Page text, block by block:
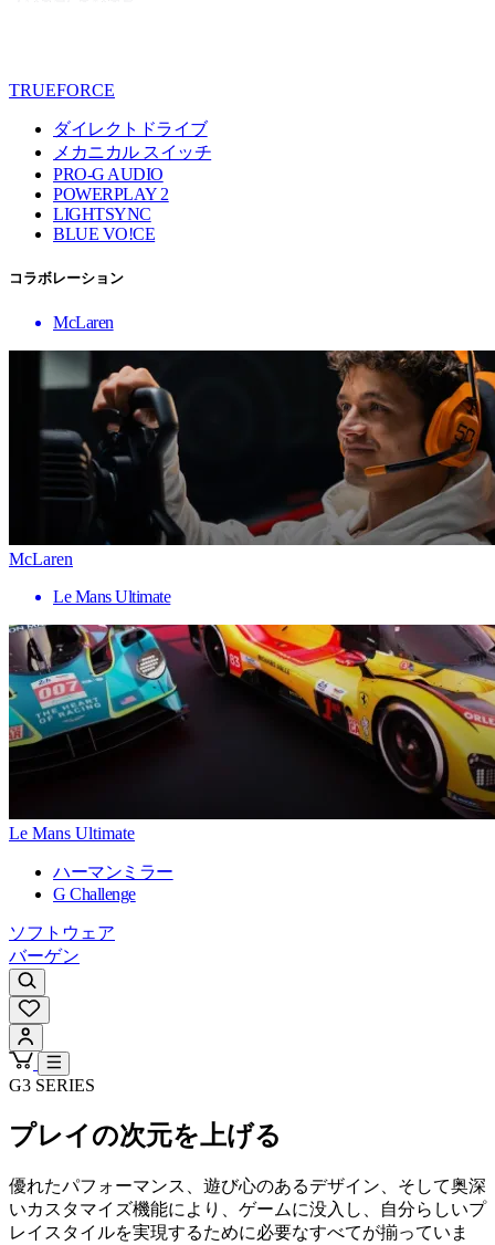
TRUEFORCE
ダイレクトドライブ
メカニカル スイッチ
PRO-G AUDIO
POWERPLAY 2
LIGHTSYNC
BLUE VO!CE
コラボレーション
McLaren
McLaren
Le Mans Ultimate
Le Mans Ultimate
ハーマンミラー
G Challenge
ソフトウェア
バーゲン
G3 SERIES
プレイの次元を上げる
優れたパフォーマンス、遊び心のあるデザイン、そして奥深
いカスタマイズ機能により、ゲームに没入し、自分らしいプ
レイスタイルを実現するために必要なすべてが揃っていま